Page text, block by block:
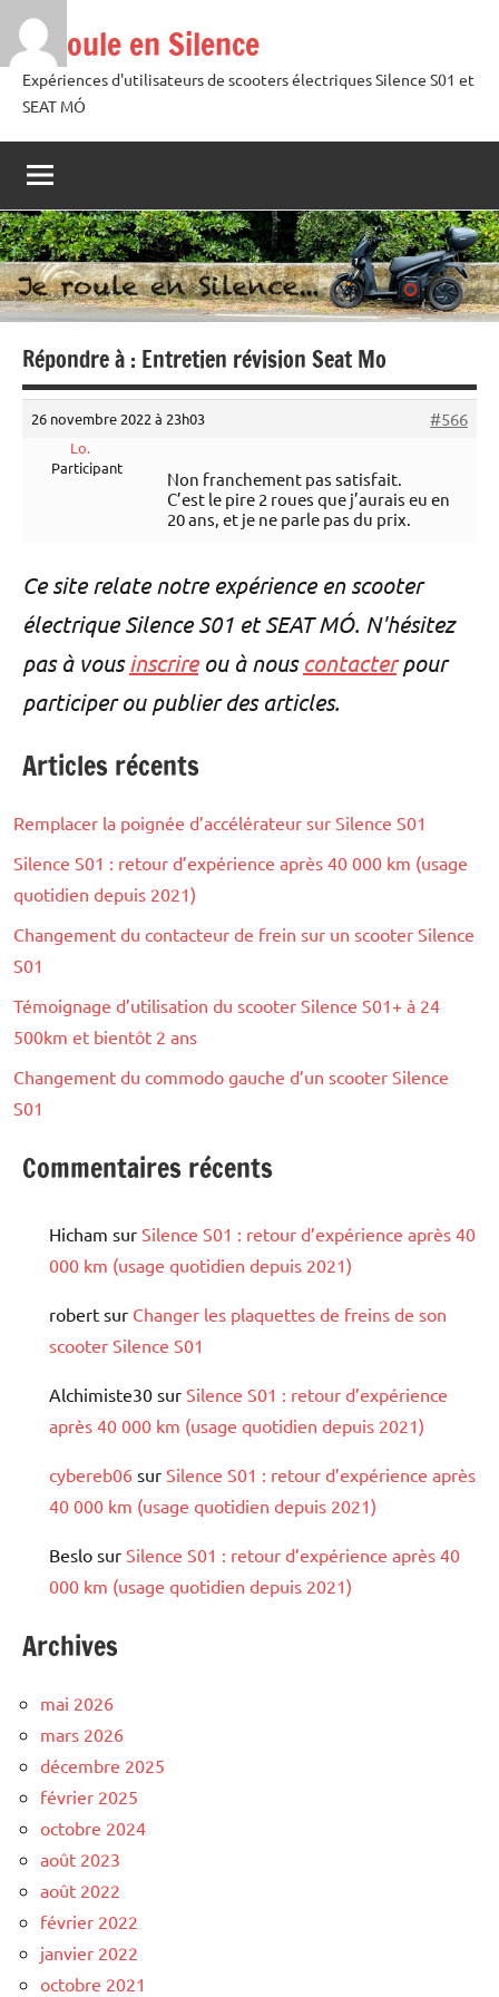
Aller
contenu
Je roule en Silence
Expériences d'utilisateurs de scooters électriques Silence S01 et
SEAT MÓ
Répondre à : Entretien révision Seat Mo
26 novembre 2022 à 23h03 #566
Lo.
Participant
Non franchement pas satisfait.
C’est le pire 2 roues que j’aurais eu en
20 ans, et je ne parle pas du prix.
Ce site relate notre expérience en scooter
électrique Silence S01 et SEAT MÓ. N'hésitez
pas à vousinscrireou à nous contacterpour
participer ou publier des articles.
Articles récents
Remplacer la poignée d’accélérateur sur Silence S01
Silence S01 : retour d’expérience après 40 000 km (usage
quotidien depuis 2021)
Changement du contacteur de frein sur un scooter Silence
S01
Témoignage d’utilisation du scooter Silence S01+ à 24
500km et bientôt 2 ans
Changement du commodo gauche d’un scooter Silence
S01
Commentaires récents
Hicham sur Silence S01 : retour d’expérience après 40
000 km (usage quotidien depuis 2021)
robert sur Changer les plaquettes de freins de son
scooter Silence S01
Alchimiste30 sur Silence S01 : retour d’expérience
après 40 000 km (usage quotidien depuis 2021)
cybereb06 sur Silence S01 : retour d’expérience après
40 000 km (usage quotidien depuis 2021)
Beslo sur Silence S01 : retour d’expérience après 40
000 km (usage quotidien depuis 2021)
Archives
mai 2026
mars 2026
décembre 2025
février 2025
octobre 2024
août 2023
août 2022
février 2022
janvier 2022
octobre 2021